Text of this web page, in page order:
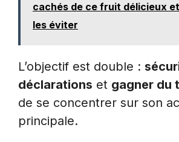
cachés de ce fruit délicieux
les éviter
L’objectif est double :
déclarations et gagner du
de se concentrer sur son
principale.